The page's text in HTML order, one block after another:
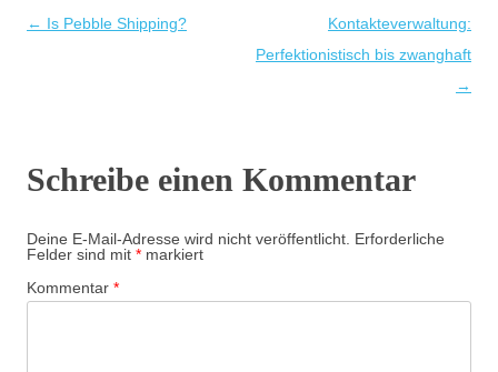
Beitragsnavigation
← Is Pebble Shipping?
Kontakteverwaltung:
Perfektionistisch bis zwanghaft
→
Schreibe einen Kommentar
Deine E-Mail-Adresse wird nicht veröffentlicht. Erforderliche
Felder sind mit * markiert
Kommentar *